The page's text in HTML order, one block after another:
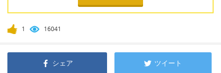
1 16041
シェア ツイート